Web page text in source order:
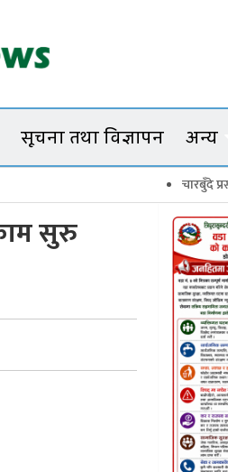
सूचना तथा विज्ञापन अन्य
चारबुँदे प्रस्तावसँगै
सुरु